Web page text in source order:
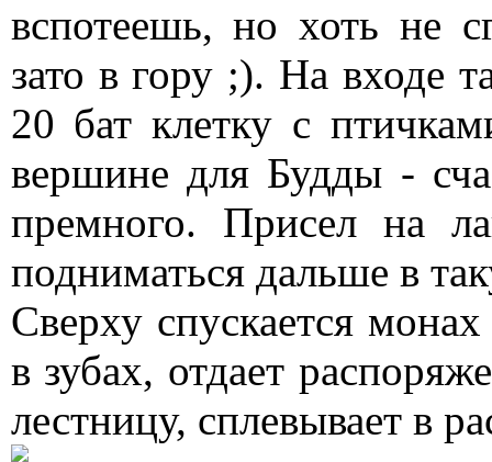
вспотеешь, но хоть не
зато в гору ;). На входе
20 бат клетку с
вершине для Будды -
премного. Присел на
подниматься дальше в
Сверху спускается
в зубах, отдает
лестницу, сплевывает в